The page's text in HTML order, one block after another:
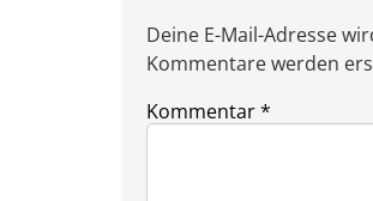
Deine E-Mail-Adresse
Kommentare werden
Kommentar*